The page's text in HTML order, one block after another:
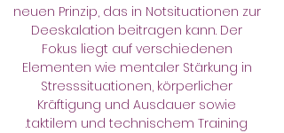
neuen Prinzip, das in Notsituationen zur
Deeskalation beitragen kann. Der
Fokus liegt auf verschiedenen
Elementen wie mentaler Stärkung in
Stresssituationen, körperlicher
Kräftigung und Ausdauer sowie
taktilem und technischem Training.